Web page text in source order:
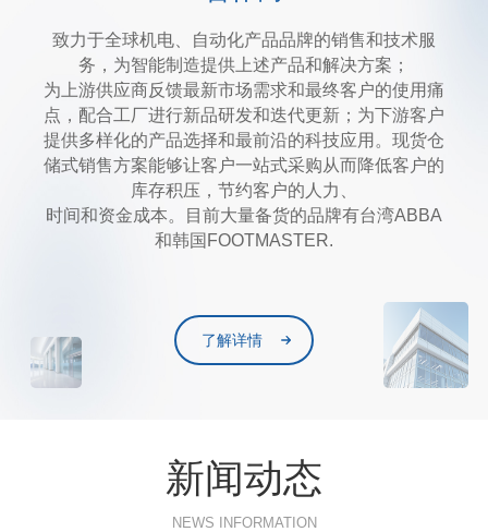
致力于全球机电、自动化产品品牌的销售和技术服
务，为智能制造提供上述产品和解决方案；
为上游供应商反馈最新市场需求和最终客户的使用痛
点，配合工厂进行新品研发和迭代更新；为下游客户
提供多样化的产品选择和最前沿的科技应用。现货仓
储式销售方案能够让客户一站式采购从而降低客户的
库存积压，节约客户的人力、
时间和资金成本。目前大量备货的品牌有台湾ABBA
和韩国FOOTMASTER.
了解详情
新闻动态
NEWS INFORMATION